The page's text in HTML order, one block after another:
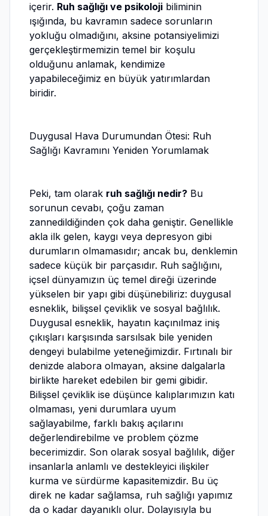
içerir. Ruh sağlığı ve psikoloji biliminin
ışığında, bu kavramın sadece sorunların
yokluğu olmadığını, aksine potansiyelimizi
gerçekleştirmemizin temel bir koşulu
olduğunu anlamak, kendimize
yapabileceğimiz en büyük yatırımlardan
biridir.
Duygusal Hava Durumundan Ötesi: Ruh
Sağlığı Kavramını Yeniden Yorumlamak
Peki, tam olarak ruh sağlığı nedir? Bu
sorunun cevabı, çoğu zaman
zannedildiğinden çok daha geniştir. Genellikle
akla ilk gelen, kaygı veya depresyon gibi
durumların olmamasıdır; ancak bu, denklemin
sadece küçük bir parçasıdır. Ruh sağlığını,
içsel dünyamızın üç temel direği üzerinde
yükselen bir yapı gibi düşünebiliriz: duygusal
esneklik, bilişsel çeviklik ve sosyal bağlılık.
Duygusal esneklik, hayatın kaçınılmaz iniş
çıkışları karşısında sarsılsak bile yeniden
dengeyi bulabilme yeteneğimizdir. Fırtınalı bir
denizde alabora olmayan, aksine dalgalarla
birlikte hareket edebilen bir gemi gibidir.
Bilişsel çeviklik ise düşünce kalıplarımızın katı
olmaması, yeni durumlara uyum
sağlayabilme, farklı bakış açılarını
değerlendirebilme ve problem çözme
becerimizdir. Son olarak sosyal bağlılık, diğer
insanlarla anlamlı ve destekleyici ilişkiler
kurma ve sürdürme kapasitemizdir. Bu üç
direk ne kadar sağlamsa, ruh sağlığı yapımız
da o kadar dayanıklı olur. Dolayısıyla bu